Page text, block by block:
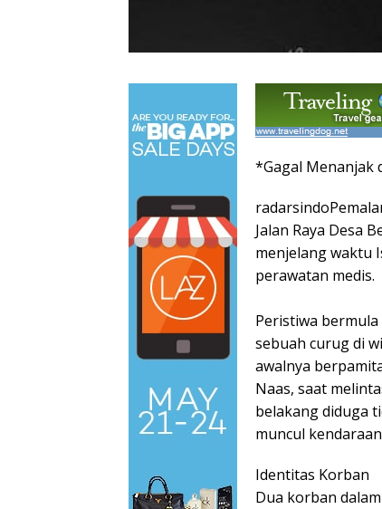
*Gagal Menanjak
Jalan Raya Desa
menjelang waktu
perawatan medis.
Peristiwa
sebuah curug di
awalnya
​Naas, saat
belakang diduga
muncul
​Identitas Korban
Dua korban